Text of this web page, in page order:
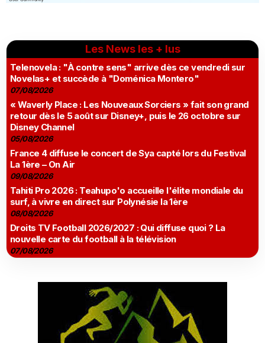
Les News les + lus
Telenovela : "À contre sens" arrive dès ce vendredi sur
Novelas+ et succède à "Doménica Montero"
07/08/2026
« Waverly Place : Les Nouveaux Sorciers » fait son grand
retour dès le 5 août sur Disney+, puis le 26 octobre sur
Disney Channel
05/08/2026
France 4 diffuse le concert de Sya capté lors du Festival
La 1ère – On Air
09/08/2026
Tahiti Pro 2026 : Teahupo'o accueille l'élite mondiale du
surf, à vivre en direct sur Polynésie la 1ère
08/08/2026
Droits TV Football 2026/2027 : Qui diffuse quoi ? La
nouvelle carte du football à la télévision
07/08/2026